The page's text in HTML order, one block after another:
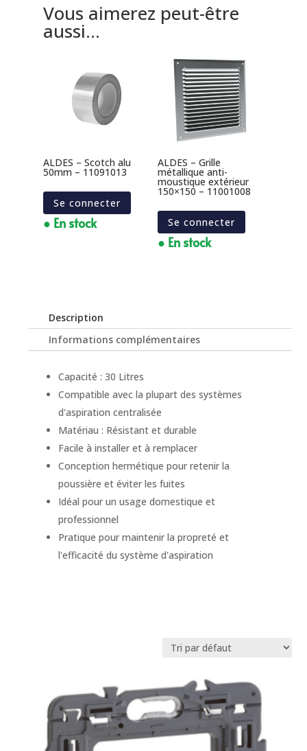
Vous aimerez peut-être
aussi…
ALDES – Scotch alu
50mm – 11091013
Se connecter
● En stock
ALDES – Grille
métallique anti-
moustique extérieur
150×150 – 11001008
Se connecter
● En stock
Description
Informations complémentaires
Capacité : 30 Litres
Compatible avec la plupart des systèmes
d'aspiration centralisée
Matériau : Résistant et durable
Facile à installer et à remplacer
Conception hermétique pour retenir la
poussière et éviter les fuites
Idéal pour un usage domestique et
professionnel
Pratique pour maintenir la propreté et
l'efficacité du système d'aspiration